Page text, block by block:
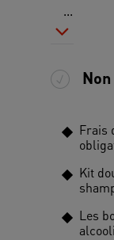
...
Frais
Kit
Les